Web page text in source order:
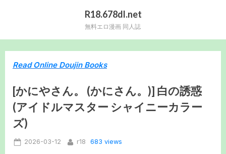
R18.678dl.net
無料エロ漫画 同人誌
Read Online Doujin Books
[かにやさん。 (かにさん。)] 白の誘惑
(アイドルマスター シャイニーカラー
ズ)
Posted
2026-03-12 By
r18 683 views